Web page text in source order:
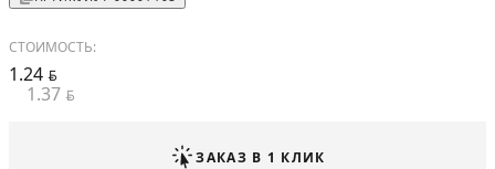
СТОИМОСТЬ:
1.24 BYN
1.37 BYN
ЗАКАЗ В 1 КЛИК